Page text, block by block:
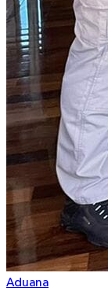
Aduana